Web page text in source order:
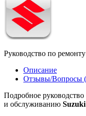
Руководство по
Описание
Отзывы/Вопросы
Подробное
и обслуживанию